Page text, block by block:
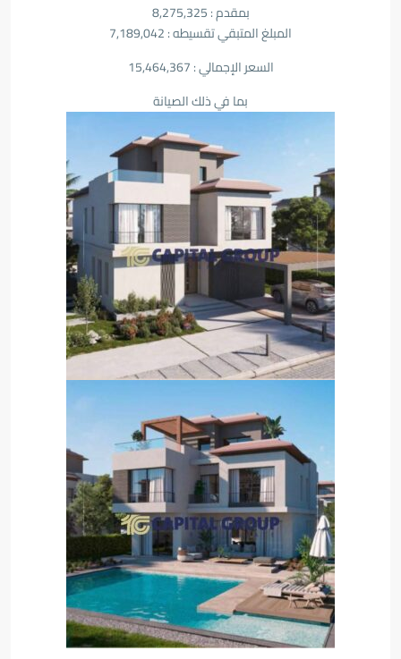
بمقدم : 8,275,325
المبلغ المتبقي تقسيطه : 7,189,042
السعر الإجمالي : 15,464,367
بما في ذلك الصيانة